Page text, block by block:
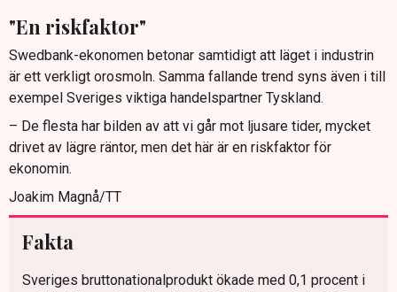
"En riskfaktor"
Swedbank-ekonomen betonar samtidigt att läget i industrin
är ett verkligt orosmoln. Samma fallande trend syns även i till
exempel Sveriges viktiga handelspartner Tyskland.
– De flesta har bilden av att vi går mot ljusare tider, mycket
drivet av lägre räntor, men det här är en riskfaktor för
ekonomin.
Joakim Magnå/TT
Fakta
Sveriges bruttonationalprodukt ökade med 0,1 procent i